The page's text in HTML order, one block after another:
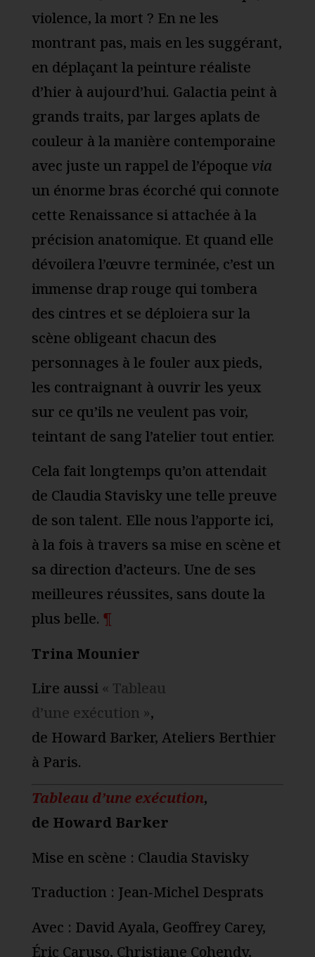
violence, la mort ? En ne les
montrant pas, mais en les suggérant,
en déplaçant la peinture réaliste
d’hier à aujourd’hui. Galactia peint à
grands traits, par larges aplats de
couleur à la manière contemporaine
avec juste un rappel de l’époque via
un énorme bras écorché qui connote
cette Renaissance si attachée à la
précision anatomique. Et quand elle
dévoilera l’œuvre terminée, c’est un
immense drap rouge qui tombera
des cintres et se déploiera sur la
scène obligeant chacun des
personnages à le fouler aux pieds,
les contraignant à ouvrir les yeux
sur ce qu’ils ne veulent pas voir,
teintant de sang l’atelier tout entier.
Cela fait longtemps qu’on attendait
de Claudia Stavisky une telle preuve
de son talent. Elle nous l’apporte ici,
à la fois à travers sa mise en scène et
sa direction d’acteurs. Une de ses
meilleures réussites, sans doute la
plus belle. ¶
Trina Mounier
Lire aussi « Tableau
d’une exécution »,
de Howard Barker, Ateliers Berthier
à Paris.
Tableau d’une exécution,
de Howard Barker
Mise en scène : Claudia Stavisky
Traduction : Jean‑Michel Desprats
Avec : David Ayala, Geoffrey Carey,
Éric Caruso, Christiane Cohendy,